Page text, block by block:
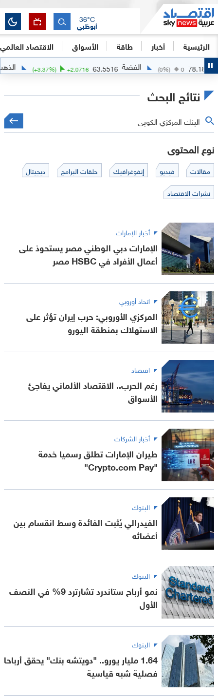
الرئيسية أخبار طاقة الأسواق الاقتصاد العالمي
أبوظبي
36°C
0%) الفضة 63.5516
+2.0716
(+3.37%) الذهب 4341.7114
نتائج البحث
نوع المحتوى
مقالات فيديو إنفوغرافيك حلقات البرامج
ديجيتال
نشرات الاقتصاد
أخبار الإمارات
الإمارات دبي الوطني مصر يستحوذ على
أعمال الأفراد في HSBC مصر
اتحاد أوروبي
المركزي الأوروبي: حرب إيران تؤثر على
الاستهلاك بمنطقة اليورو
اقتصاد
رغم الحرب.. الاقتصاد الألماني يفاجئ
الأسواق
أخبار الشركات
طيران الإمارات تطلق رسميا خدمة
"Crypto.com Pay"
البنوك
الفيدرالي يُثبت الفائدة وسط انقسام بين
أعضائه
البنوك
نمو أرباح ستاندرد تشارترد 9% في النصف
الأول
البنوك
1.64 مليار يورو.. "دويتشه بنك" يحقق أرباحا
فصلية شبه قياسية